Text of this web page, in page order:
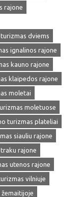
rajone
dviems
ignalinos rajone
kauno rajone
klaipedos rajone
moletai
moletuose
turizmas plateliai
siauliu rajone
rajone
utenos rajone
vilniuje
žemaitijoje